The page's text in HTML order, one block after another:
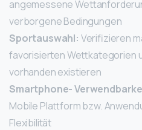
angemessene
verborgene Bedingungen
Sportauswahl: Verifizieren
favorisierten Wettkategorien
vorhanden existieren
Smartphone-
Mobile Plattform bzw.
Flexibilität